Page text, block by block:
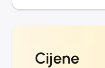
Cijene